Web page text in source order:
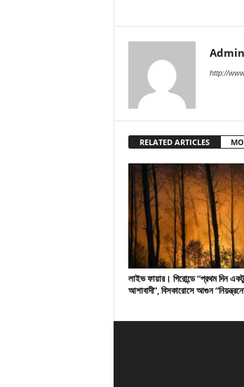
Admin
http://
RELATED ARTICLES
লাইভ ফায়ার। গিরোন্ডে “প্রথম দিন একটু
আশাবাদী”, বিসকারোসে আগুন